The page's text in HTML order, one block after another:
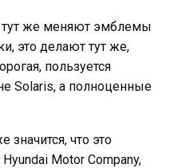
тут же меняют эмблемы
это делают тут же,
пользуется
Solaris, а полноценные
значится, что это
Motor Company,